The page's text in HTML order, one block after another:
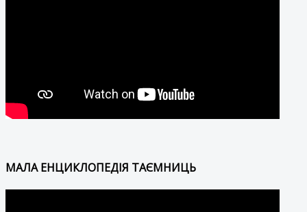
МАЛА ЕНЦИКЛОПЕДІЯ ТАЄМНИЦЬ